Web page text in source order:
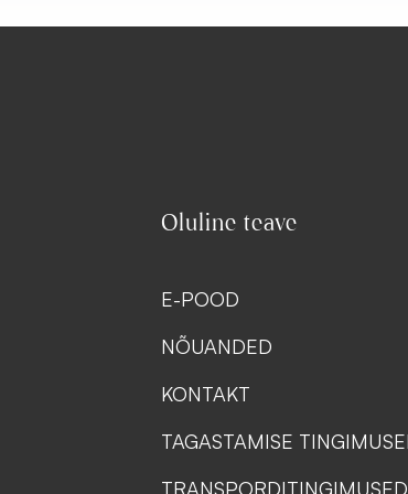
Oluline teave
E-POOD
NÕUANDED
KONTAKT
TAGASTAMISE
TRANSPORDITINGIMUSED